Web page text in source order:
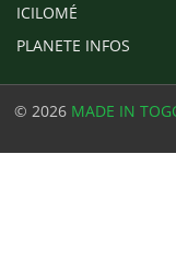
ICILOMÉ
PLANETE INFOS
© 2026 MADE IN